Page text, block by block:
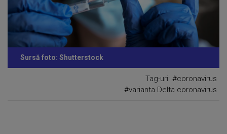
Sursă foto: Shutterstock
Tag-uri: #coronavirus
#varianta Delta coronavirus